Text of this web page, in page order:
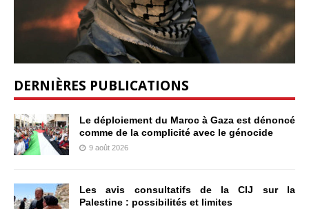
DERNIÈRES PUBLICATIONS
Le déploiement du Maroc à Gaza est dénoncé
comme de la complicité avec le génocide
9 août 2026
Les avis consultatifs de la CIJ sur la
Palestine : possibilités et limites